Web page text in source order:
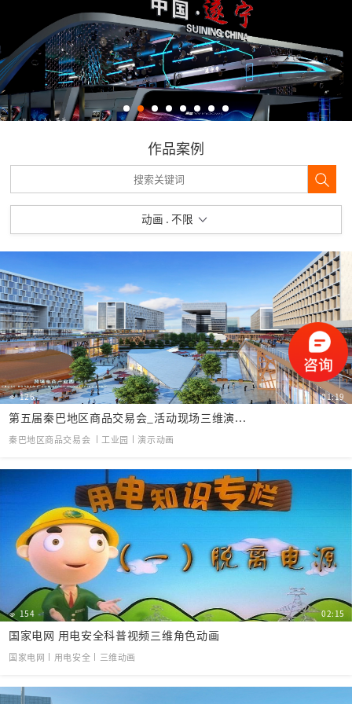
作品案例
动画 . 不限
126 01:19
第五届秦巴地区商品交易会_活动现场三维演...
秦巴地区商品交易会 丨工业园丨演示动画
154 02:15
国家电网 用电安全科普视频三维角色动画
国家电网丨用电安全丨三维动画